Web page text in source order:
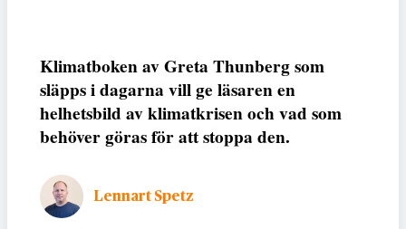
Klimatboken av Greta Thunberg som
släpps i dagarna vill ge läsaren en
helhetsbild av klimatkrisen och vad som
behöver göras för att stoppa den.
Lennart Spetz